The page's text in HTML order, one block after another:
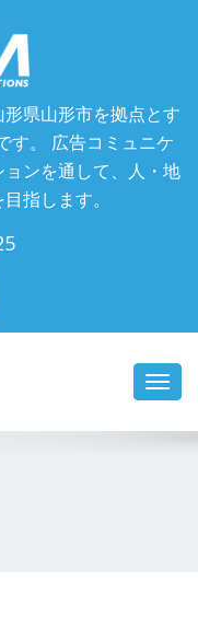
県山形市を拠点とす
す。 広告コミュニケ
ンを通して、人・地
指します。